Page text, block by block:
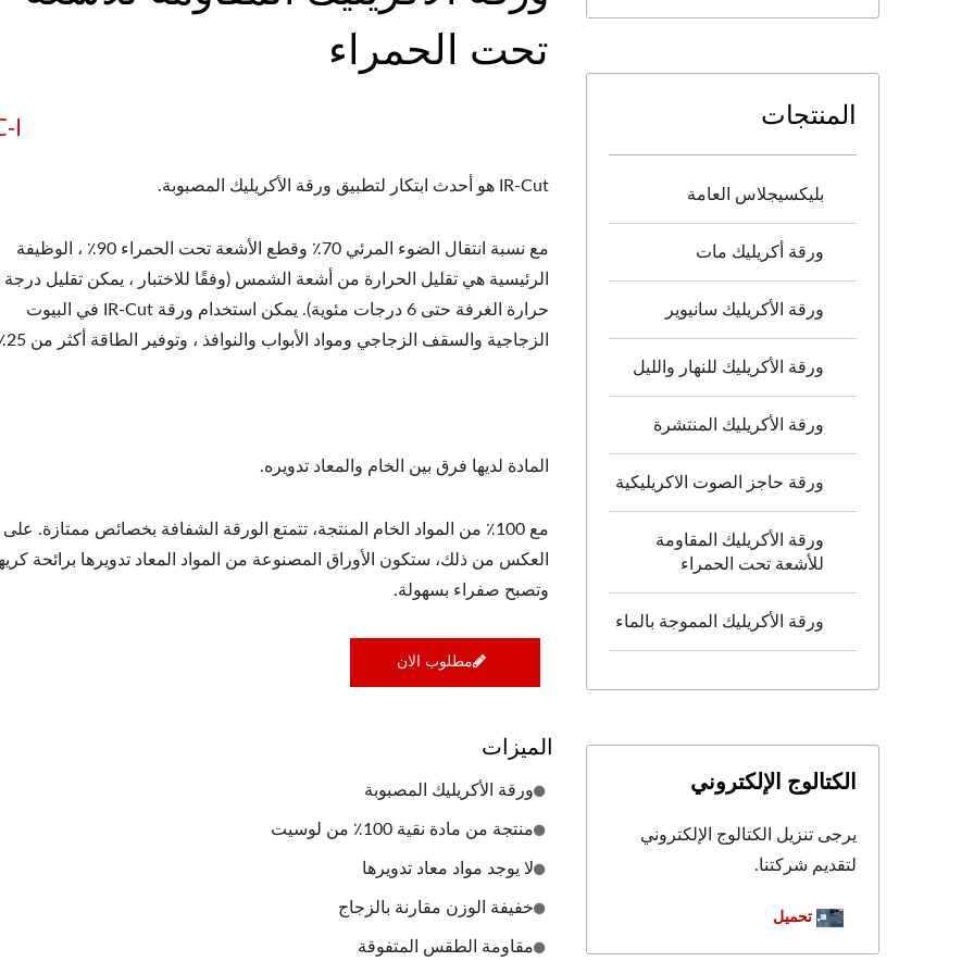
تحت الحمراء
I
IR-Cut هو أحدث ابتكار لتطبيق ورقة الأكريليك المصبوبة.
مع نسبة انتقال الضوء المرئي 70٪ وقطع الأشعة تحت الحمراء 90٪ ، الوظيفة
الرئيسية هي تقليل الحرارة من أشعة الشمس (وفقًا للاختبار ، يمكن تقليل درجة
حرارة الغرفة حتى 6 درجات مئوية). يمكن استخدام ورقة IR-Cut في البيوت
الزجاجية والسقف الزجاجي ومواد الأبواب والنوافذ ، وتوفير الطاقة أكثر من 25٪.
المادة لديها فرق بين الخام والمعاد تدويره.
مع 100٪ من المواد الخام المنتجة، تتمتع الورقة الشفافة بخصائص ممتازة. على
العكس من ذلك، ستكون الأوراق المصنوعة من المواد المعاد تدويرها برائحة
وتصبح صفراء بسهولة.
مطلوب الان
الميزات
ورقة الأكريليك المصبوبة
منتجة من مادة نقية 100٪ من لوسيت
لا يوجد مواد معاد تدويرها
خفيفة الوزن مقارنة بالزجاج
مقاومة الطقس المتفوقة
المنتجات
بليكسيجلاس العامة
ورقة أكريليك مات
ورقة الأكريليك سانيوير
ورقة الأكريليك للنهار والليل
ورقة الأكريليك المنتشرة
ورقة حاجز الصوت الاكريليكية
ورقة الأكريليك المقاومة
للأشعة تحت الحمراء
ورقة الأكريليك المموجة بالماء
الكتالوج الإلكتروني
يرجى تنزيل الكتالوج الإلكتروني
لتقديم شركتنا.
تحميل